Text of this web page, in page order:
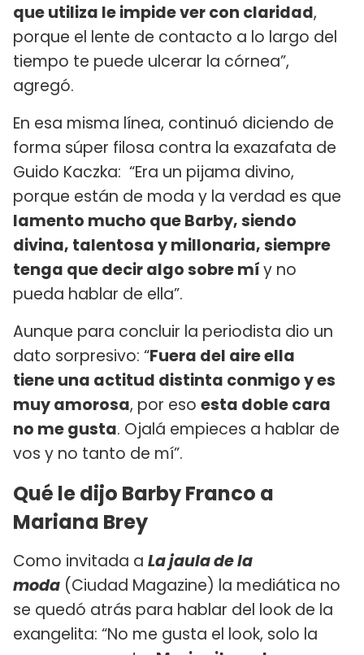
que utiliza le impide ver con claridad,
porque el lente de contacto a lo largo del
tiempo te puede ulcerar la córnea”,
agregó.
En esa misma línea, continuó diciendo de
forma súper filosa contra la exazafata de
Guido Kaczka: “Era un pijama divino,
porque están de moda y la verdad es que
lamento mucho que Barby, siendo
divina, talentosa y millonaria, siempre
tenga que decir algo sobre míy no
pueda hablar de ella”.
Aunque para concluir la periodista dio un
dato sorpresivo: “Fuera del aire ella
tiene una actitud distinta conmigo y es
muy amorosa, por eso esta doble cara
no me gusta. Ojalá empieces a hablar de
vos y no tanto de mí”.
Qué le dijo Barby Franco a
Mariana Brey
Como invitada a La jaula de la
moda (Ciudad Magazine) la mediática no
se quedó atrás para hablar del look de la
exangelita: “No me gusta el look, solo la